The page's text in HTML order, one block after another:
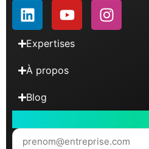
Expertises
À propos
Blog